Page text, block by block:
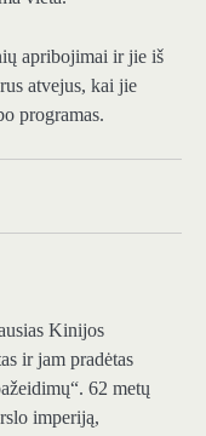
apribojimai ir jie iš
atvejus, kai jie
programas.
Kinijos
ir jam pradėtas
62 metų
imperiją,